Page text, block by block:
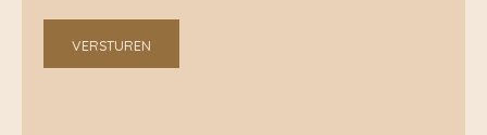
VERSTUREN